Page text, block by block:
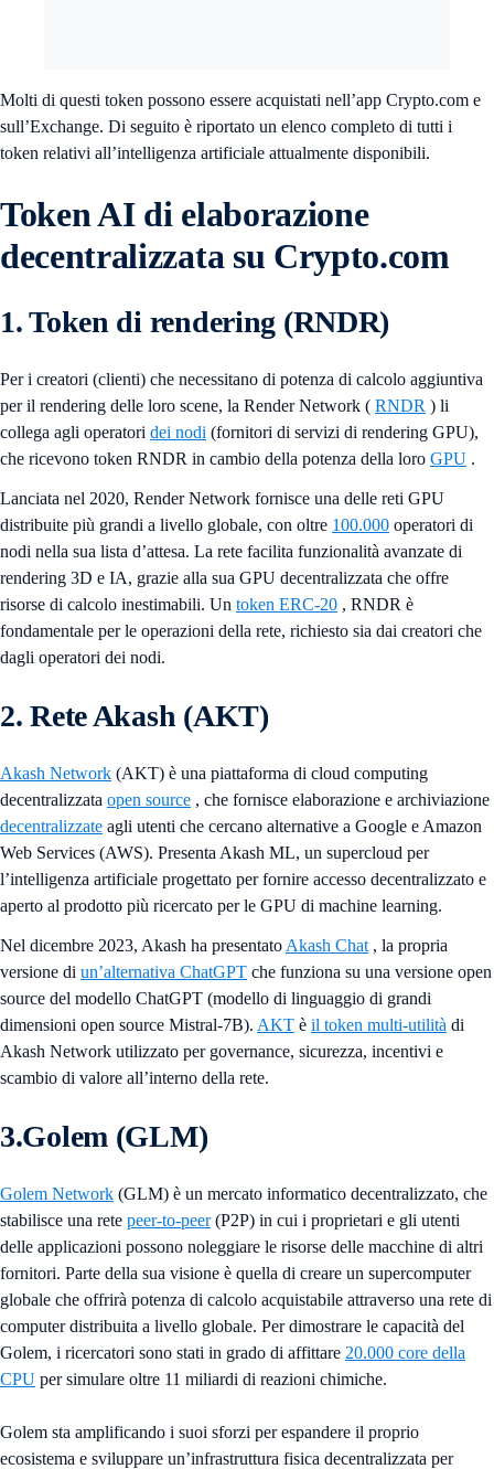
Molti di questi token possono essere acquistati nell’app Crypto.com e
sull’Exchange. Di seguito è riportato un elenco completo di tutti i
token relativi all’intelligenza artificiale attualmente disponibili.
Token AI di elaborazione
decentralizzata su Crypto.com
1. Token di rendering (RNDR)
Per i creatori (clienti) che necessitano di potenza di calcolo aggiuntiva
per il rendering delle loro scene, la Render Network ( RNDR ) li
collega agli operatori dei nodi (fornitori di servizi di rendering GPU),
che ricevono token RNDR in cambio della potenza della loro GPU .
Lanciata nel 2020, Render Network fornisce una delle reti GPU
distribuite più grandi a livello globale, con oltre 100.000 operatori di
nodi nella sua lista d’attesa. La rete facilita funzionalità avanzate di
rendering 3D e IA, grazie alla sua GPU decentralizzata che offre
risorse di calcolo inestimabili. Un token ERC-20 , RNDR è
fondamentale per le operazioni della rete, richiesto sia dai creatori che
dagli operatori dei nodi.
2. Rete Akash (AKT)
Akash Network (AKT) è una piattaforma di cloud computing
decentralizzata open source , che fornisce elaborazione e archiviazione
decentralizzate agli utenti che cercano alternative a Google e Amazon
Web Services (AWS). Presenta Akash ML, un supercloud per
l’intelligenza artificiale progettato per fornire accesso decentralizzato e
aperto al prodotto più ricercato per le GPU di machine learning.
Nel dicembre 2023, Akash ha presentato Akash Chat , la propria
versione di un’alternativa ChatGPT che funziona su una versione open
source del modello ChatGPT (modello di linguaggio di grandi
dimensioni open source Mistral-7B). AKT è il token multi-utilità di
Akash Network utilizzato per governance, sicurezza, incentivi e
scambio di valore all’interno della rete.
3.Golem (GLM)
Golem Network (GLM) è un mercato informatico decentralizzato, che
stabilisce una rete peer-to-peer(P2P) in cui i proprietari e gli utenti
delle applicazioni possono noleggiare le risorse delle macchine di altri
fornitori. Parte della sua visione è quella di creare un supercomputer
globale che offrirà potenza di calcolo acquistabile attraverso una rete di
computer distribuita a livello globale. Per dimostrare le capacità del
Golem, i ricercatori sono stati in grado di affittare 20.000 core della
CPU per simulare oltre 11 miliardi di reazioni chimiche.
Golem sta amplificando i suoi sforzi per espandere il proprio
ecosistema e sviluppare un’infrastruttura fisica decentralizzata per